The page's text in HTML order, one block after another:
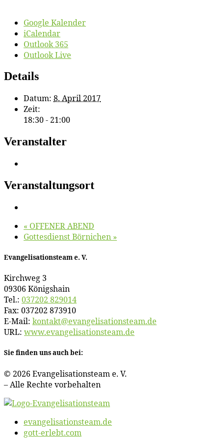
Google Kalender
iCalendar
Outlook 365
Outlook Live
Details
Datum: 8. April 2017
Zeit:
18:30 - 21:00
Veranstalter
Veranstaltungsort
« OFFENER ABEND
Got­tes­dienst Börnichen »
Evan­ge­li­sa­ti­ons­team e. V.
Kirch­weg 3
09306 Königshain
Tel.: 037202 829014
Fax: 037202 873910
E‑Mail: kontakt@​evangelisationsteam.​de
URL: www​.evan​ge​li​sa​ti​ons​team​.de
Sie fin­den uns auch bei:
© 2026 Evan­ge­li­sa­ti­ons­team e. V.
– Al­le Rech­te vorbehalten
evangelisationsteam.de
gott-erlebt.com